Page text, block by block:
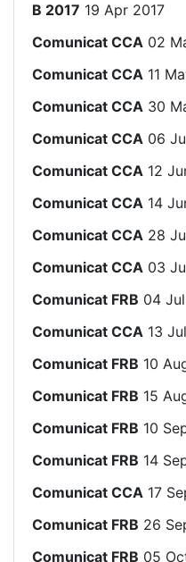
B 2017 19 Apr 2017
Comunicat CCA 02
Comunicat CCA 11
Comunicat CCA 30
Comunicat CCA 06
Comunicat CCA 12
Comunicat CCA 14
Comunicat CCA 28
Comunicat CCA 03
Comunicat FRB 04
Comunicat CCA 13
Comunicat FRB 10
Comunicat FRB 15
Comunicat FRB 10
Comunicat FRB 14
Comunicat CCA 17
Comunicat FRB 26
Comunicat FRB 05